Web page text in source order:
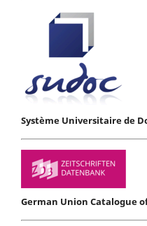
Système Universitaire de
German Union Catalogue